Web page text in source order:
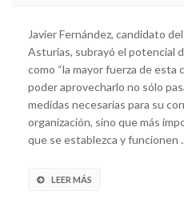
Javier Fernández, candidato
Asturias, subrayó el potencial
como “la mayor fuerza de esta
poder aprovecharlo no sólo
medidas necesarias para su
organización, sino que más
que se establezca y funcionen
LEER MÁS